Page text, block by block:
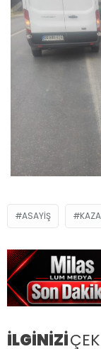
ASAYIŞ KAZA
İLGİNİZİ